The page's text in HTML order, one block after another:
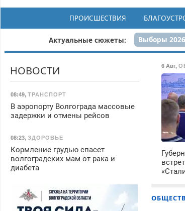
ПРОИСШЕСТВИЯ
Актуальные сюжеты: Выборы 2026
6 Авг,
НОВОСТИ
08:49, ТРАНСПОРТ
В аэропорту Волгограда массовые
задержки и отмены рейсов
08:23, ЗДОРОВЬЕ
Кормление грудью спасет
волгоградских мам от рака и
диабета